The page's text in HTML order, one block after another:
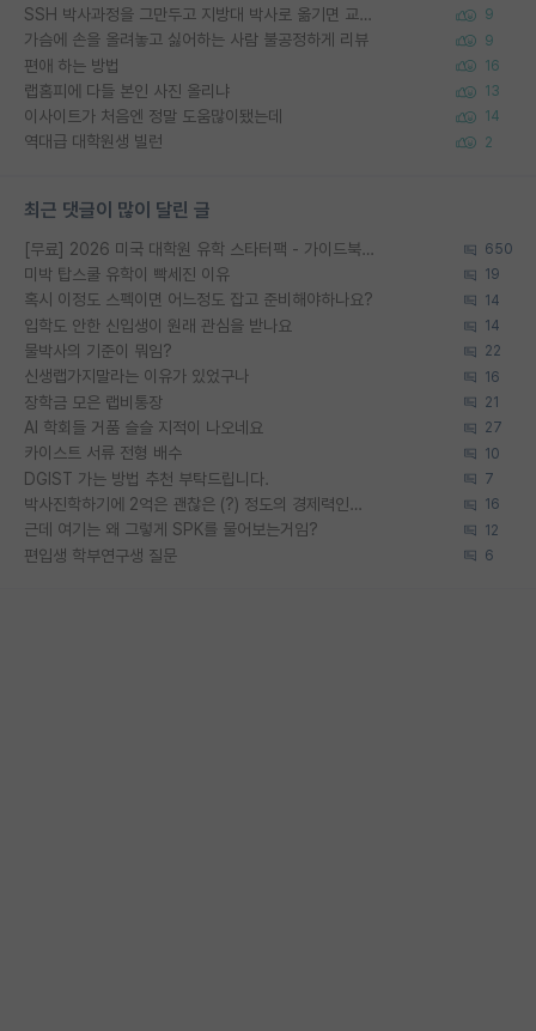
SSH 박사과정을 그만두고 지방대 박사로 옮기면 교수의 꿈은 끝일까요? 9
가슴에 손을 올려놓고 싫어하는 사람 불공정하게 리뷰 9
편애 하는 방법 16
랩홈피에 다들 본인 사진 올리냐 13
이사이트가 처음엔 정말 도움많이됐는데 14
역대급 대학원생 빌런 2
최근 댓글이 많이 달린 글
[무료] 2026 미국 대학원 유학 스타터팩 - 가이드북 & 합격자 컨택메일 템플릿 650
미박 탑스쿨 유학이 빡세진 이유 19
혹시 이정도 스펙이면 어느정도 잡고 준비해야하나요? 14
입학도 안한 신입생이 원래 관심을 받나요 14
물박사의 기준이 뭐임? 22
신생랩가지말라는 이유가 있었구나 16
장학금 모은 랩비통장 21
AI 학회들 거품 슬슬 지적이 나오네요 27
카이스트 서류 전형 배수 10
DGIST 가는 방법 추천 부탁드립니다. 7
박사진학하기에 2억은 괜찮은 (?) 정도의 경제력인가요 16
근데 여기는 왜 그렇게 SPK를 물어보는거임? 12
편입생 학부연구생 질문 6